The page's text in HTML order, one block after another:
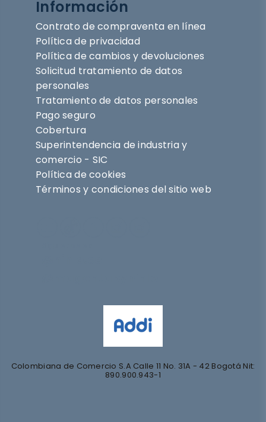
Información
Contrato de compraventa en línea
Política de privacidad
Política de cambios y devoluciones
Solicitud tratamiento de datos
personales
Tratamiento de datos personales
Pago seguro
Cobertura
Superintendencia de industria y
comercio - SIC
Política de cookies
Términos y condiciones del sitio web
Colombiana de Comercio S.A Calle 11 No. 31A - 42 Bogotá Nit:
890.900.943-1